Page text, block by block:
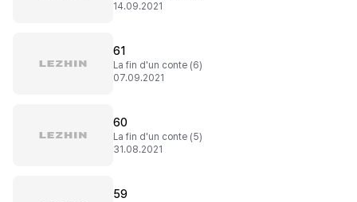
14.09.2021
61
La fin d'un conte (6)
07.09.2021
60
La fin d'un conte (5)
31.08.2021
59